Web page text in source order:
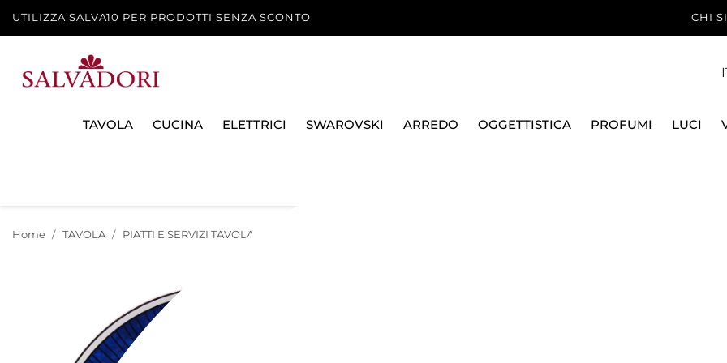
UTILIZZA SALVA10 PER PRODOTTI SENZA SCONTO CHI
TAVOLA CUCINA ELETTRICI SWAROVSKI ARREDO OGGETTISTICA PROFUMI LUCI
Home TAVOLA PIATTI E SERVIZI TAVOLA VASSOIO ROTONDO FONDO
VASSOIO ROTONDO